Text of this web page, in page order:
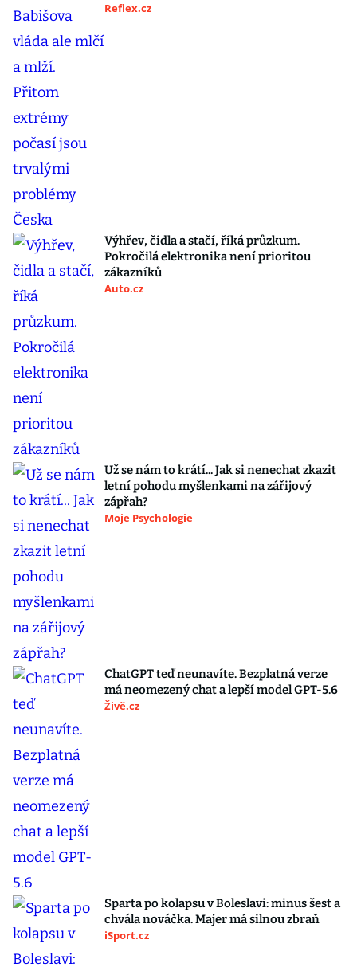
Reflex.cz
Výhřev, čidla a stačí, říká průzkum.
Pokročilá elektronika není prioritou
zákazníků
Auto.cz
Už se nám to krátí... Jak si nenechat zkazit
letní pohodu myšlenkami na zářijový
zápřah?
Moje Psychologie
ChatGPT teď neunavíte. Bezplatná verze
má neomezený chat a lepší model GPT-5.6
Živě.cz
Sparta po kolapsu v Boleslavi: minus šest a
chvála nováčka. Majer má silnou zbraň
iSport.cz